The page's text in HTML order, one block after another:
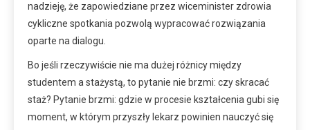
nadzieję, że zapowiedziane przez wiceminister zdrowia
cykliczne spotkania pozwolą wypracować rozwiązania
oparte na dialogu.
Bo jeśli rzeczywiście nie ma dużej różnicy między
studentem a stażystą, to pytanie nie brzmi: czy skracać
staż? Pytanie brzmi: gdzie w procesie kształcenia gubi się
moment, w którym przyszły lekarz powinien nauczyć się